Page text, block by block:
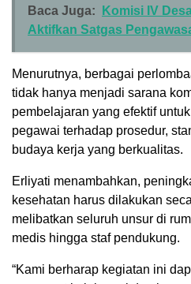
Baca Juga:
Komisi IV
Aktifkan Satgas
Menurutnya, berbagai
tidak hanya menjadi sarana
pembelajaran yang efektif
pegawai terhadap prosedur,
budaya kerja yang berkualitas.
Erliyati menambahkan,
kesehatan harus dilakukan
melibatkan seluruh unsur di
medis hingga staf pendukung.
“Kami berharap kegiatan ini